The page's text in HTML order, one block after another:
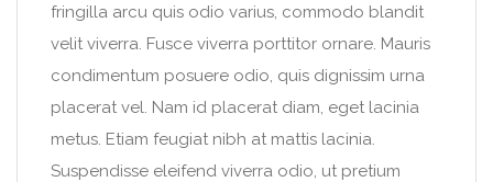
fringilla arcu quis odio varius, commodo blandit
velit viverra. Fusce viverra porttitor ornare. Mauris
condimentum posuere odio, quis dignissim urna
placerat vel. Nam id placerat diam, eget lacinia
metus. Etiam feugiat nibh at mattis lacinia.
Suspendisse eleifend viverra odio, ut pretium